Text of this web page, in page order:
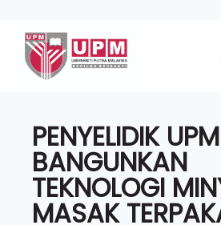
PENYELIDIK UPM
BANGUNKAN
TEKNOLOGI
MASAK